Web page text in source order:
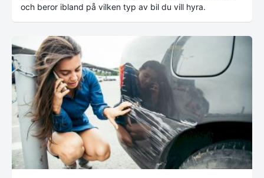
och beror ibland på vilken typ av bil du vill hyra.